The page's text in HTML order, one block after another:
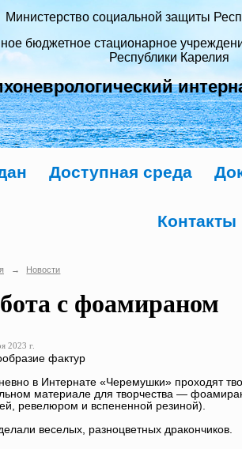
Министерство социальной защиты
бюджетное стационарное
Республики Карелия
Доступная среда
Контакты
→ Новости
с фоамираном
2023 г.
фактур
в Интернате «Черемушки» проходят
материале для творчества —
ревелюром и вспененной резиной).
веселых, разноцветных